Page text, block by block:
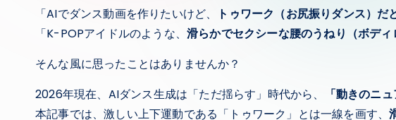
「AIでダンス動画を作りたいけど、 トゥワーク（お尻振りダンス）
「K-POPアイドルのような、 滑らかでセクシーな腰のうねり（ボディ
そんな風に思ったことはありませんか？
2026年現在、AIダンス生成は「ただ揺らす」時代から、
「動きのニ
本記事では、激しい上下運動である「トゥワーク」とは一線を画す、